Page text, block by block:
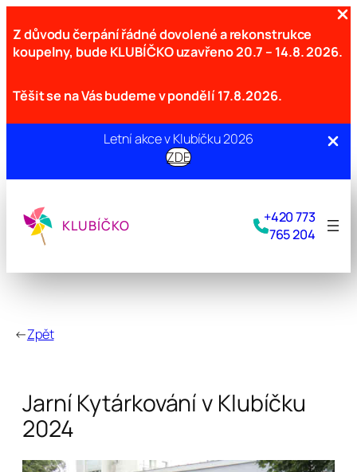
Z důvodu čerpání řádné dovolené a rekonstrukce
koupelny, bude KLUBÍČKO uzavřeno20.7 – 14.8. 2026.
Těšit se na Vás budeme v pondělí 17.8.2026.
Letní akce v Klubíčku 2026
ZDE
obsah
KLUBÍČKO
+420 773
765 204
←Zpět
Jarní Kytárkování v Klubíčku
2024